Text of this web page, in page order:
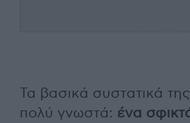
Τα βασικά συστατικά
πολύ γνωστά: ένα